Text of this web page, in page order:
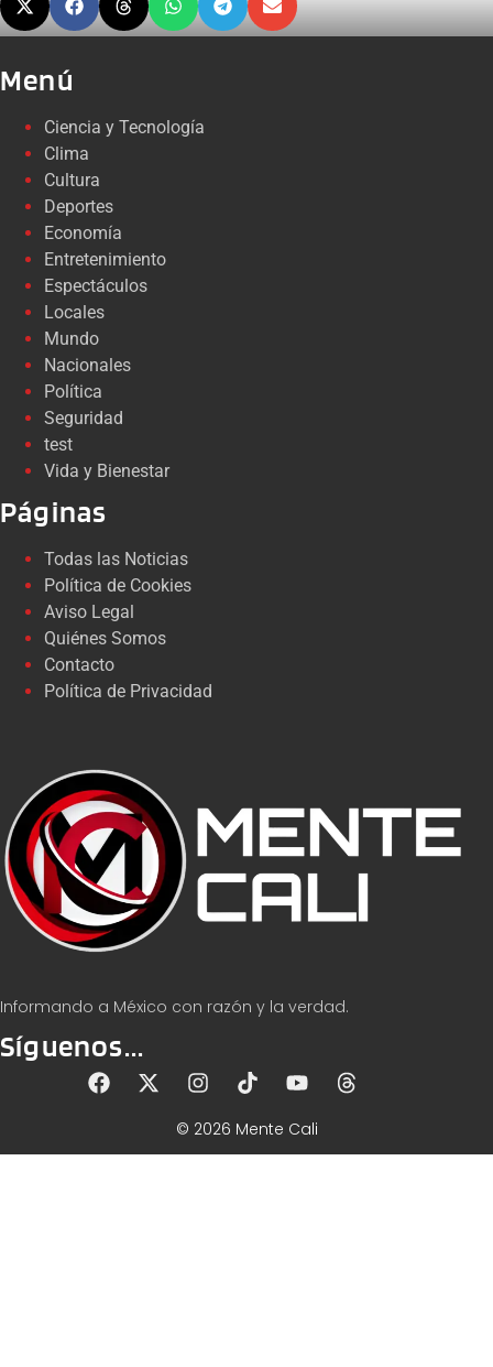
Informando a México con razón y la verdad.
Síguenos...
Menú
Ciencia y Tecnología
Clima
Cultura
Deportes
Economía
Entretenimiento
Espectáculos
Locales
Mundo
Nacionales
Política
Seguridad
test
Vida y Bienestar
Páginas
Todas las Noticias
Política de Cookies
Aviso Legal
Quiénes Somos
Contacto
Política de Privacidad
© 2026 Mente Cali